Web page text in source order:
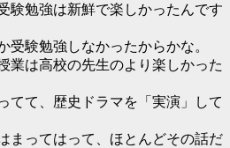
験勉強は新鮮で楽しかったんです
受験勉強しなかったからかな。
業は高校の先生のより楽しかった
てて、歴史ドラマを「実演」して
まってはって、ほとんどその話だ